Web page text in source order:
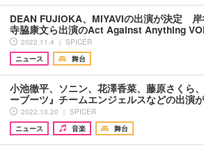
DEAN FUJIOKA、MIYAVIの出演が決定 岸
寺脇康文ら出演のAct Against Anything
2022.11.4 ｜ SPICER
ニュース
舞台
小池徹平、ソニン、花澤香菜、藤原さくら
ーブーツ』チームエンジェルスなどの出
2022.10.20 ｜ SPICER
ニュース
音楽 舞台